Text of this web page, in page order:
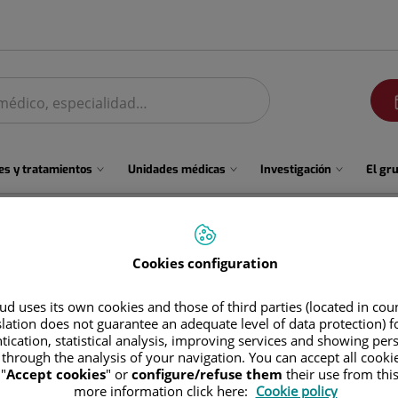
y tratamientos Unidades médicas Investigación El
María VictoriaPérez Suárez
Cookies configuration
uses its own cookies and those of third parties (located in
does not guarantee an adequate level of data protection)
statistical analysis, improving services and showing
the analysis of your navigation. You can accept all
Accept cookies" or configure/refuse them their use from
more information click here: Cookie policy